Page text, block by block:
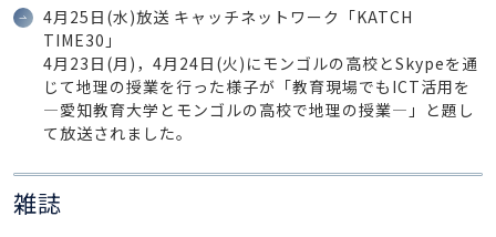
4月25日(水)放送 キャッチネットワーク「KATCH
TIME30」
4月23日(月)，4月24日(火)にモンゴルの高校とSkypeを通
じて地理の授業を行った様子が「教育現場でもICT活用を
―愛知教育大学とモンゴルの高校で地理の授業―」と題し
て放送されました。
雑誌